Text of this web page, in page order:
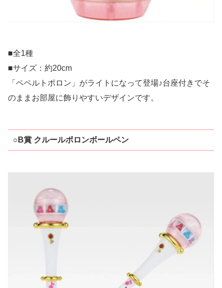
■全1種
■サイズ：約20cm
「ペペルトポロン」がライトになって登場♪台座付きでそ
のままお部屋に飾りやすいデザインです。
○B賞 クルールポロンボールペン